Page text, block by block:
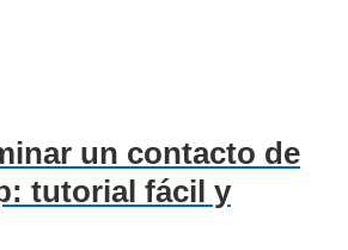
un contacto de
tutorial fácil y